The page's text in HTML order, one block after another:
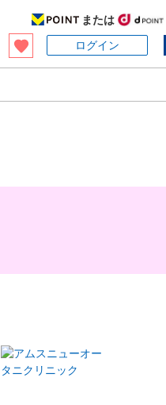
または
ログイン